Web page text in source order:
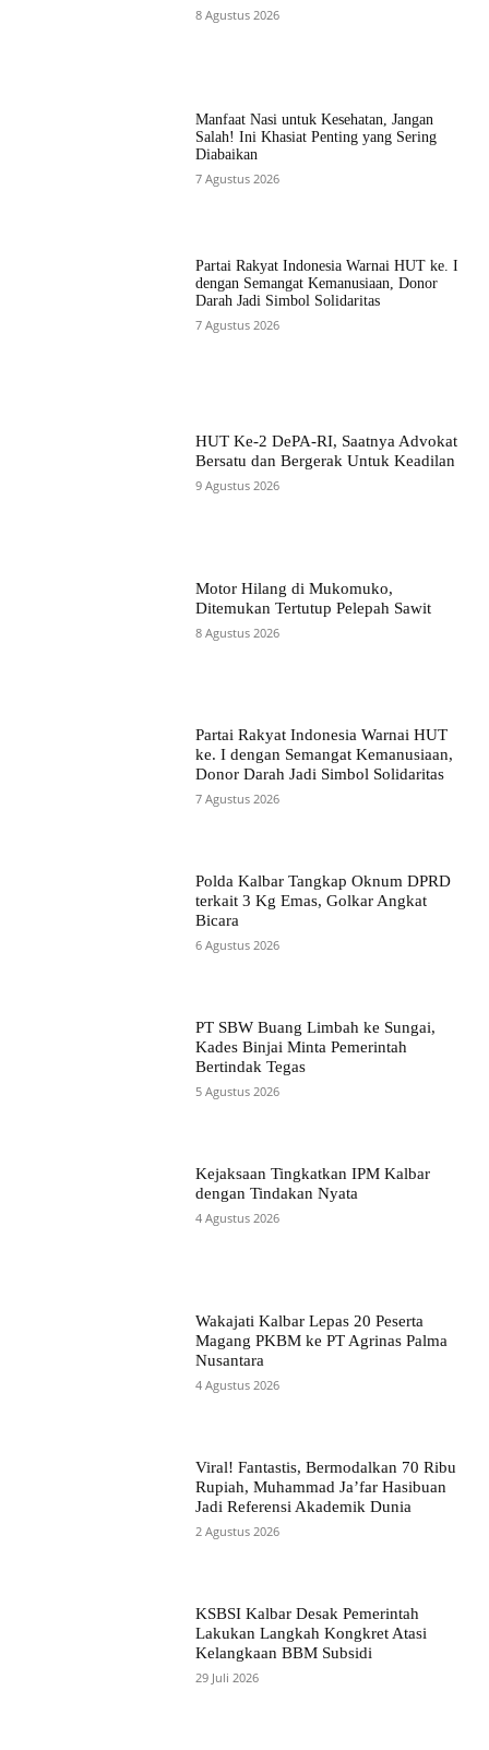
8 Agustus 2026
Manfaat Nasi untuk Kesehatan, Jangan
Salah! Ini Khasiat Penting yang Sering
Diabaikan
7 Agustus 2026
Partai Rakyat Indonesia Warnai HUT ke. I
dengan Semangat Kemanusiaan, Donor
Darah Jadi Simbol Solidaritas
7 Agustus 2026
HUT Ke-2 DePA-RI, Saatnya Advokat
Bersatu dan Bergerak Untuk Keadilan
9 Agustus 2026
Motor Hilang di Mukomuko,
Ditemukan Tertutup Pelepah Sawit
8 Agustus 2026
Partai Rakyat Indonesia Warnai HUT
ke. I dengan Semangat Kemanusiaan,
Donor Darah Jadi Simbol Solidaritas
7 Agustus 2026
Polda Kalbar Tangkap Oknum DPRD
terkait 3 Kg Emas, Golkar Angkat
Bicara
6 Agustus 2026
PT SBW Buang Limbah ke Sungai,
Kades Binjai Minta Pemerintah
Bertindak Tegas
5 Agustus 2026
Kejaksaan Tingkatkan IPM Kalbar
dengan Tindakan Nyata
4 Agustus 2026
Wakajati Kalbar Lepas 20 Peserta
Magang PKBM ke PT Agrinas Palma
Nusantara
4 Agustus 2026
Viral! Fantastis, Bermodalkan 70 Ribu
Rupiah, Muhammad Ja’far Hasibuan
Jadi Referensi Akademik Dunia
2 Agustus 2026
KSBSI Kalbar Desak Pemerintah
Lakukan Langkah Kongkret Atasi
Kelangkaan BBM Subsidi
29 Juli 2026